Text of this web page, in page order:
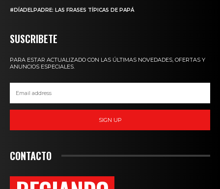
#DÍADELPADRE: LAS FRASES TÍPICAS DE PAPÁ
SUSCRIBETE
PARA ESTAR ACTUALIZADO CON LAS ÚLTIMAS NOVEDADES, OFERTAS Y
ANUNCIOS ESPECIALES.
SIGN UP
CONTACTO